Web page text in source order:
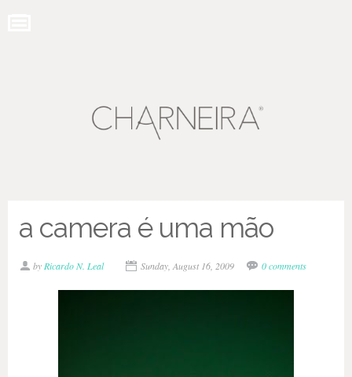
a camera é uma mão
by Ricardo N. Leal Sunday, August 16, 2009 0 comments